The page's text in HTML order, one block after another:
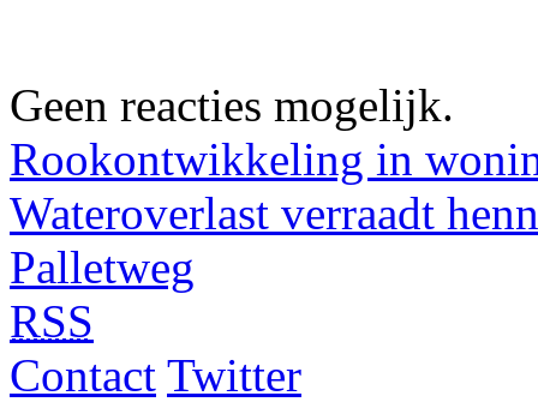
Geen reacties mogelijk.
Rookontwikkeling in
Wateroverlast verraadt
Palletweg
RSS
Contact Twitter